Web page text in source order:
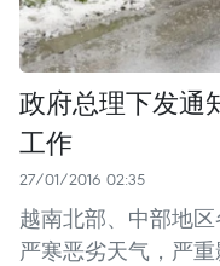
政府总理下发通
工作
27/01/2016 02:35
越南北部、中部地
严寒恶劣天气，严